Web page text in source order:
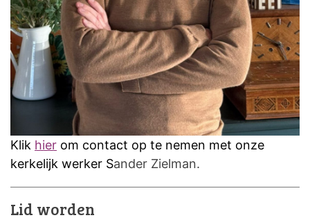
Klik hier om contact op te nemen met onze
kerkelijk werker Sander Zielman.
Lid worden